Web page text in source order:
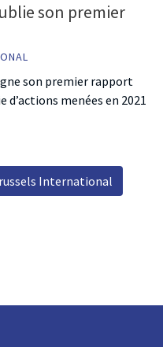
son premier
son premier rapport
menées en 2021
International